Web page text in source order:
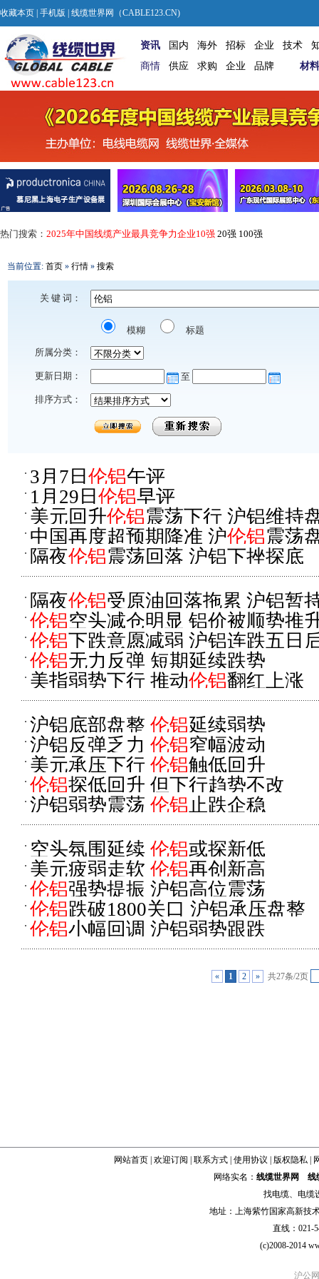
收藏本页 手机版 | 线缆世界网（CABLE123.CN)
资讯 国内 海外 招标 企业 技术
商情
供应 求购 企业 品牌 材料
热门搜索： 2025年中国线缆产业最具竞争力企业10强 20强 100强
当前位置: 首页 » 行情 » 搜索
关 键 词：
模糊 标题
所属分类：
更新日期： 至
排序方式：
3月7日 伦铝午评
1月29日 伦铝早评
美元回升伦铝震荡下行 沪铝维持
中国再度超预期降准 沪伦铝震荡
隔夜伦铝震荡回落 沪铝下挫探底
隔夜伦铝受原油回落拖累 沪铝暂
伦铝空头减仓明显 铝价被顺势推
伦铝下跌意愿减弱 沪铝连跌五日
伦铝无力反弹 短期延续跌势
美指弱势下行 推动伦铝翻红上涨
沪铝底部盘整 伦铝延续弱势
沪铝反弹乏力 伦铝窄幅波动
美元承压下行 伦铝触低回升
伦铝探低回升 但下行趋势不改
沪铝弱势震荡 伦铝止跌企稳
空头氛围延续 伦铝或探新低
美元疲弱走软 伦铝再创新高
伦铝强势提振 沪铝高位震荡
伦铝跌破1800关口 沪铝承压盘整
伦铝小幅回调 沪铝弱势跟跌
« 1 2 » 共27条/2页
网站首页| 欢迎订阅 联系方式| 使用协议 版权隐私|
网络实名： 线缆世界网
线
找电缆、 电缆
地址：上海紫竹国家高新技
直线：021-
(c)2008-2014
沪公